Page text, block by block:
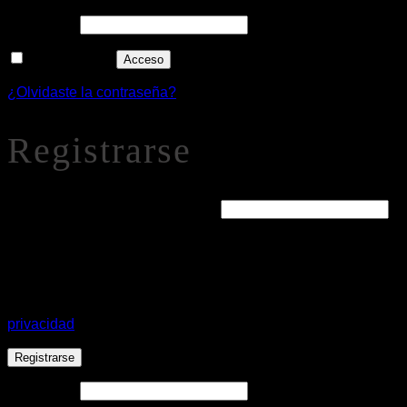
Acceso
¿Olvidaste la contraseña?
Registrarse
privacidad
Registrarse